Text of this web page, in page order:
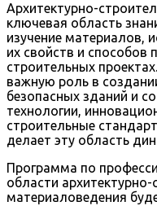
Архитектурно-
ключевая область
изучение материалов,
их свойств и способов
строительных
важную роль в
безопасных зданий и
технологии,
строительные
делает эту область
Программа по
области архитектурно-
материаловедения